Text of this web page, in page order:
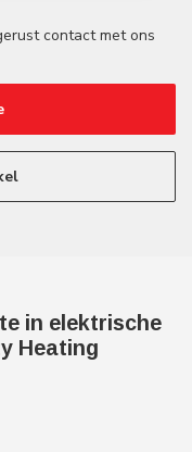
contact met ons
in elektrische
Heating